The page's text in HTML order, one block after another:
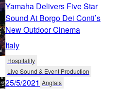
Yamaha Delivers Five Star
Sound At Borgo Dei Conti’s
New Outdoor Cinema
Italy
Hospitality
Live Sound & Event Production
25/5/2021 Anglais